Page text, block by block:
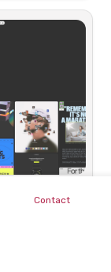
인 모습 내부/외
블루프린트 로직
줘
되
하는 정도로는 한
진 같은 것을 등
다. 이것을 콘텐츠
이 들어간 홈
이처럼 운영되도
하기 어려운 문제가
페이지 구성을 통
로 홈페이지
Contact